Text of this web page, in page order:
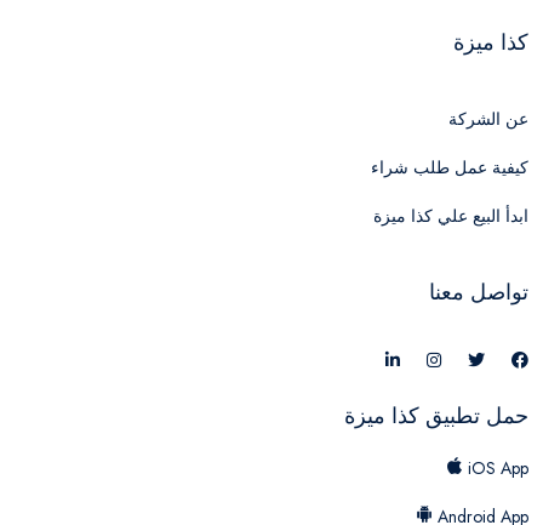
كذا ميزة
عن الشركة
كيفية عمل طلب شراء
ابدأ البيع علي كذا ميزة
تواصل معنا
حمل تطبيق كذا ميزة
iOS App
Android App